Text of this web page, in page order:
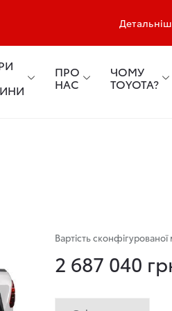
ПРО
НАС
ЧОМУ
TOYOTA?
Вартість сконфігурованої
2 687 040